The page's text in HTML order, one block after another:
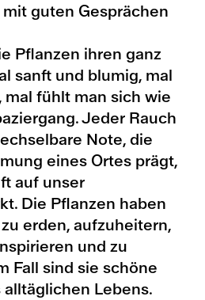
guten Gesprächen
Pflanzen ihren ganz
sanft und blumig, mal
fühlt man sich wie
Jeder Rauch
Note, die
eines Ortes prägt,
auf unser
Die Pflanzen haben
erden, aufzuheitern,
und zu
Fall sind sie schöne
Lebens.